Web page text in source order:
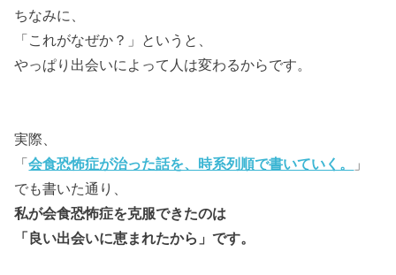
ちなみに、
「これがなぜか？」というと、
やっぱり出会いによって人は変わるからです。
実際、
「会食恐怖症が治った話を、時系列順で書いていく。
」
でも書いた通り、
私が会食恐怖症を克服できたのは
「良い出会いに恵まれたから」です。